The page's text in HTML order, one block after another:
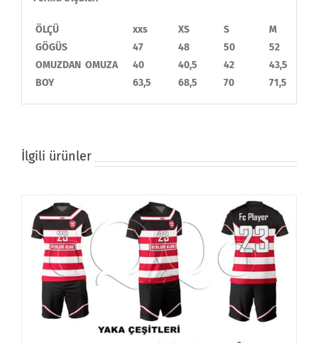
ÖLÇÜ xxs XS S M
GÖGÜS
47 48 50 52
OMUZDAN OMUZA
40 40,5 42 43,5
BOY
63,5 68,5 70 71,5
İlgili ürünler